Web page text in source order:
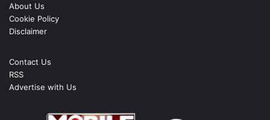
About Us
Cookie Policy
Disclaimer
Contact Us
RSS
Advertise with Us